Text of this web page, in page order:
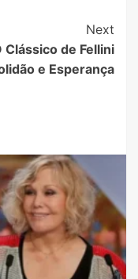
Next
de Fellini
e Esperança